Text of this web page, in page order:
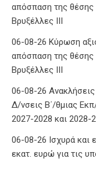
απόσπαση της
Βρυξέλλες ΙΙΙ
06-08-26 Κύρωση
απόσπαση της
Βρυξέλλες ΙΙΙ
06-08-26
Δ/νσεις Β΄/θμιας
2027-2028 και 2028-
06-08-26 Ισχυρά και
εκατ. ευρώ για τις